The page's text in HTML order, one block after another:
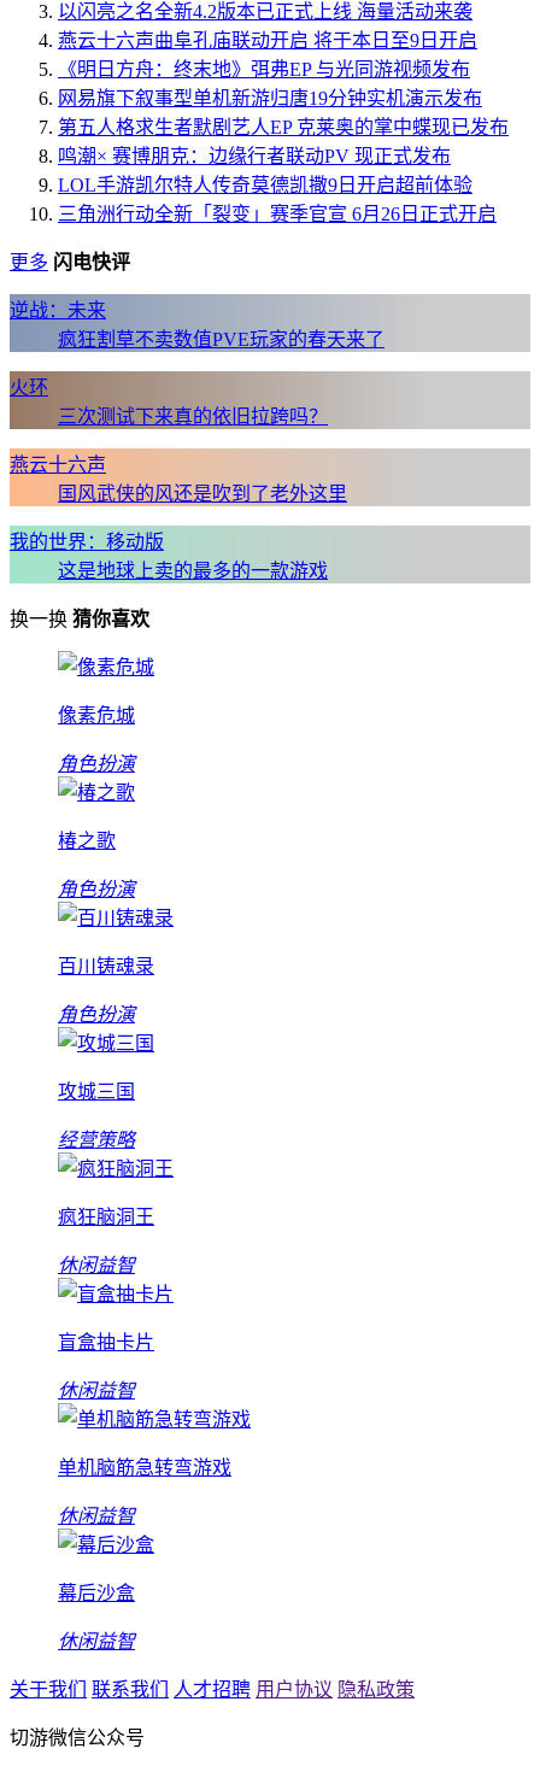
以闪亮之名全新4.2版本已正式上线 海量活动来袭
燕云十六声曲阜孔庙联动开启 将于本日至9日开启
《明日方舟：终末地》弭弗EP 与光同游视频发布
网易旗下叙事型单机新游归唐19分钟实机演示发布
第五人格求生者默剧艺人EP 克莱奥的掌中蝶现已发布
鸣潮× 赛博朋克：边缘行者联动PV 现正式发布
LOL手游凯尔特人传奇莫德凯撒9日开启超前体验
三角洲行动全新「裂变」赛季官宣 6月26日正式开启
更多 闪电快评
逆战：未来
疯狂割草不卖数值PVE玩家的春天来了
火环
三次测试下来真的依旧拉跨吗？
燕云十六声
国风武侠的风还是吹到了老外这里
我的世界：移动版
这是地球上卖的最多的一款游戏
换一换 猜你喜欢
像素危城
角色扮演
椿之歌
角色扮演
百川铸魂录
角色扮演
攻城三国
经营策略
疯狂脑洞王
休闲益智
盲盒抽卡片
休闲益智
单机脑筋急转弯游戏
休闲益智
幕后沙盒
休闲益智
关于我们 联系我们 人才招聘 用户协议 隐私政策
切游微信公众号